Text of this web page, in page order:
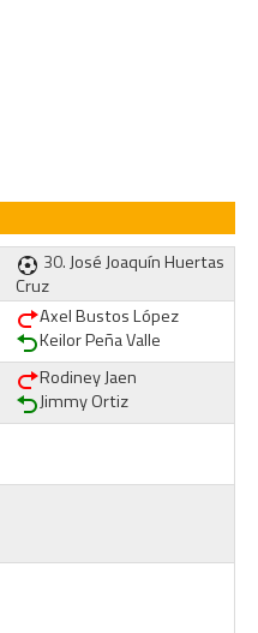
30.José Joaquín Huertas
Cruz
Axel Bustos López
Keilor Peña Valle
Rodiney Jaen
Jimmy Ortiz